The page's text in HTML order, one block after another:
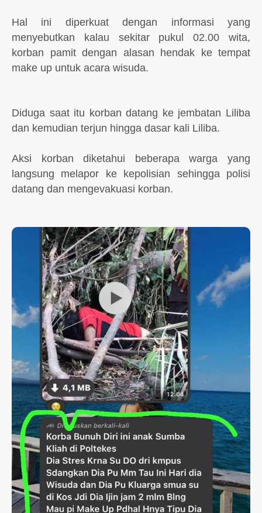
Hal ini diperkuat dengan informasi yang
menyebutkan kalau sekitar pukul 02.00 wita,
korban pamit dengan alasan hendak ke tempat
make up untuk acara wisuda.
Diduga saat itu korban datang ke jembatan Liliba
dan kemudian terjun hingga dasar kali Liliba.
Aksi korban diketahui beberapa warga yang
langsung melapor ke kepolisian sehingga polisi
datang dan mengevakuasi korban.